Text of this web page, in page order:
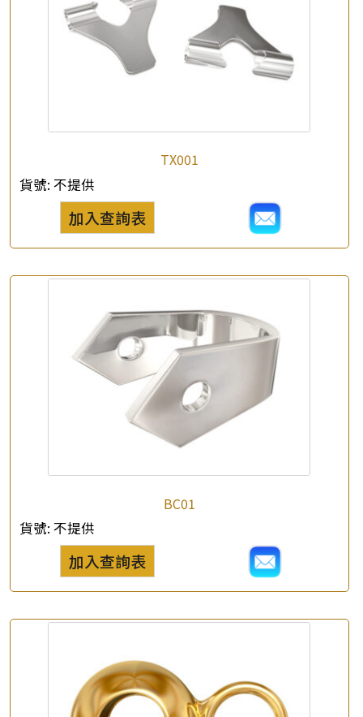
產品查詢
*你的名字
* 聯絡電話
查詢以下產品
TX001
貨號: 不提供
加入查詢表
BC01
貨號: 不提供
加入查詢表